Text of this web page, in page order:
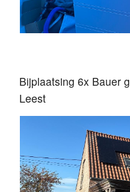
Bijplaatsing 6x Bauer
Leest